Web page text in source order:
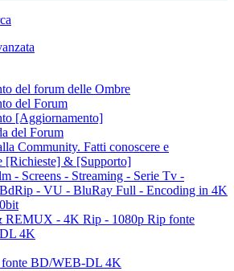
del forum delle Ombre
del Forum
[Aggiornamento]
del Forum
Community. Fatti conoscere e
[Richieste] & [Supporto]
- Screens - Streaming - Serie Tv -
- VU - BluRay Full - Encoding in 4K
REMUX - 4K Rip - 1080p Rip fonte
4K
fonte BD/WEB-DL 4K